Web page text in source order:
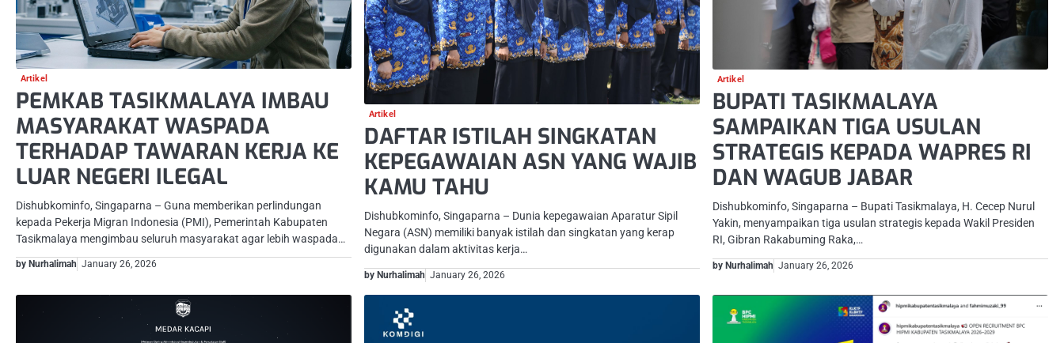
Artikel
PEMKAB TASIKMALAYA IMBAU
MASYARAKAT WASPADA
TERHADAP TAWARAN KERJA KE
LUAR NEGERI ILEGAL
Dishubkominfo, Singaparna – Guna memberikan perlindungan
kepada Pekerja Migran Indonesia (PMI), Pemerintah Kabupaten
Tasikmalaya mengimbau seluruh masyarakat agar lebih waspada…
by Nurhalimah January 26, 2026
Artikel
DAFTAR ISTILAH SINGKATAN
KEPEGAWAIAN ASN YANG WAJIB
KAMU TAHU
Dishubkominfo, Singaparna – Dunia kepegawaian Aparatur Sipil
Negara (ASN) memiliki banyak istilah dan singkatan yang kerap
digunakan dalam aktivitas kerja…
by Nurhalimah January 26, 2026
Artikel
BUPATI TASIKMALAYA
SAMPAIKAN TIGA USULAN
STRATEGIS KEPADA WAPRES RI
DAN WAGUB JABAR
Dishubkominfo, Singaparna – Bupati Tasikmalaya, H. Cecep Nurul
Yakin, menyampaikan tiga usulan strategis kepada Wakil Presiden
RI, Gibran Rakabuming Raka,…
by Nurhalimah January 26, 2026